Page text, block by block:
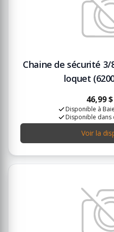
Chaine de sécurité
loquet
46,99 $
Disponible à
Disponible dans
Voir la